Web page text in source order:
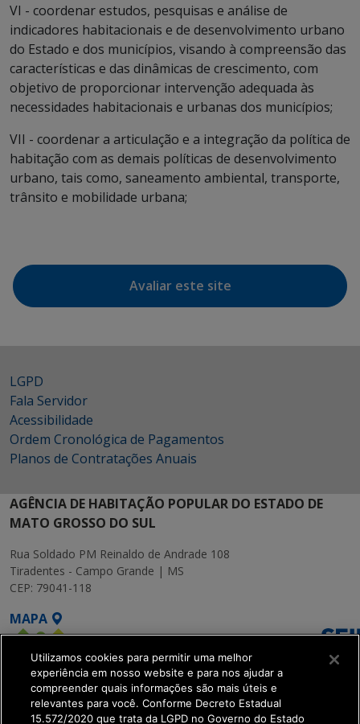
VI - coordenar estudos, pesquisas e análise de
indicadores habitacionais e de desenvolvimento urbano
do Estado e dos municípios, visando à compreensão das
características e das dinâmicas de crescimento, com
objetivo de proporcionar intervenção adequada às
necessidades habitacionais e urbanas dos municípios;
VII - coordenar a articulação e a integração da política de
habitação com as demais políticas de desenvolvimento
urbano, tais como, saneamento ambiental, transporte,
trânsito e mobilidade urbana;
Avaliar este site
LGPD
Fala Servidor
Acessibilidade
Ordem Cronológica de Pagamentos
Planos de Contratações Anuais
AGÊNCIA DE HABITAÇÃO POPULAR DO ESTADO DE
MATO GROSSO DO SUL
Rua Soldado PM Reinaldo de Andrade 108
Tiradentes - Campo Grande | MS
CEP: 79041-118
MAPA
Utilizamos cookies para permitir uma melhor
experiência em nosso website e para nos ajudar a
compreender quais informações são mais úteis e
relevantes para você. Conforme Decreto Estadual
15.572/2020 que trata da LGPD no Governo do Estado